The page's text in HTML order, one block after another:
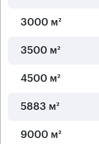
3000 м²
3500 м²
4500 м²
5883 м²
9000 м²